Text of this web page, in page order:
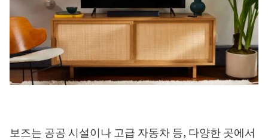
보즈는 공공 시설이나 고급 자동차 등, 다양한 곳에서